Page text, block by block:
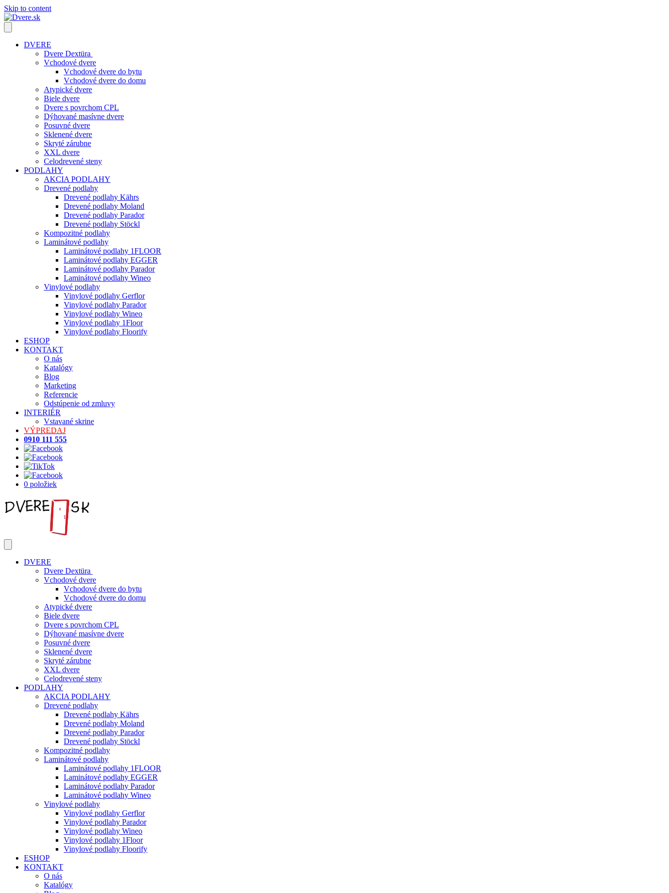
Skip to content
DVERE
Dvere Dextüra
Vchodové dvere
Vchodové dvere do bytu
Vchodové dvere do domu
Atypické dvere
Biele dvere
Dvere s povrchom CPL
Dýhované masívne dvere
Posuvné dvere
Sklenené dvere
Skryté zárubne
XXL dvere
Celodrevené steny
PODLAHY
AKCIA PODLAHY
Drevené podlahy
Drevené podlahy Kährs
Drevené podlahy Moland
Drevené podlahy Parador
Drevené podlahy Stöckl
Kompozitné podlahy
Laminátové podlahy
Laminátové podlahy 1FLOOR
Laminátové podlahy EGGER
Laminátové podlahy Parador
Laminátové podlahy Wineo
Vinylové podlahy
Vinylové podlahy Gerflor
Vinylové podlahy Parador
Vinylové podlahy Wineo
Vinylové podlahy 1Floor
Vinylové podlahy Floorify
ESHOP
KONTAKT
O nás
Katalógy
Blog
Marketing
Referencie
Odstúpenie od zmluvy
INTERIÉR
Vstavané skrine
VÝPREDAJ
0910 111 555
0 položiek
DVERE
Dvere Dextüra
Vchodové dvere
Vchodové dvere do bytu
Vchodové dvere do domu
Atypické dvere
Biele dvere
Dvere s povrchom CPL
Dýhované masívne dvere
Posuvné dvere
Sklenené dvere
Skryté zárubne
XXL dvere
Celodrevené steny
PODLAHY
AKCIA PODLAHY
Drevené podlahy
Drevené podlahy Kährs
Drevené podlahy Moland
Drevené podlahy Parador
Drevené podlahy Stöckl
Kompozitné podlahy
Laminátové podlahy
Laminátové podlahy 1FLOOR
Laminátové podlahy EGGER
Laminátové podlahy Parador
Laminátové podlahy Wineo
Vinylové podlahy
Vinylové podlahy Gerflor
Vinylové podlahy Parador
Vinylové podlahy Wineo
Vinylové podlahy 1Floor
Vinylové podlahy Floorify
ESHOP
KONTAKT
O nás
Katalógy